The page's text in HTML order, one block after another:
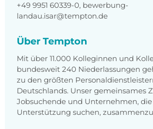
+49 9951 60339-0, bewerbung-
landau.isar@tempton.de
Über Tempton
Mit über 11.000 Kolleginnen und
bundesweit 240 Niederlassungen
zu den größten
Deutschlands. Unser gemeinsames
Jobsuchende und Unternehmen,
Unterstützung suchen,